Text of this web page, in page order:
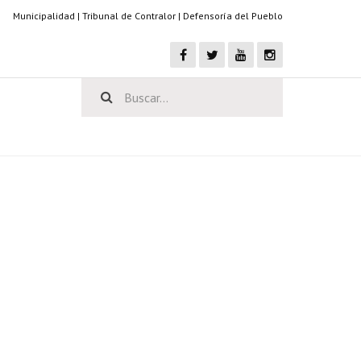
Municipalidad | Tribunal de Contralor | Defensoría del Pueblo